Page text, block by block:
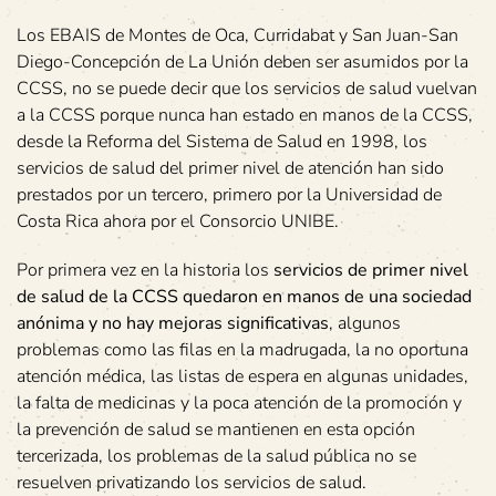
Los EBAIS de Montes de Oca, Curridabat y San Juan-San
Diego-Concepción de La Unión deben ser asumidos por la
CCSS, no se puede decir que los servicios de salud vuelvan
a la CCSS porque nunca han estado en manos de la CCSS,
desde la Reforma del Sistema de Salud en 1998, los
servicios de salud del primer nivel de atención han sido
prestados por un tercero, primero por la Universidad de
Costa Rica ahora por el Consorcio UNIBE.
Por primera vez en la historia los servicios de primer nivel
de salud de la CCSS quedaron en manos de una sociedad
anónima y no hay mejoras significativas, algunos
problemas como las filas en la madrugada, la no oportuna
atención médica, las listas de espera en algunas unidades,
la falta de medicinas y la poca atención de la promoción y
la prevención de salud se mantienen en esta opción
tercerizada, los problemas de la salud pública no se
resuelven privatizando los servicios de salud.